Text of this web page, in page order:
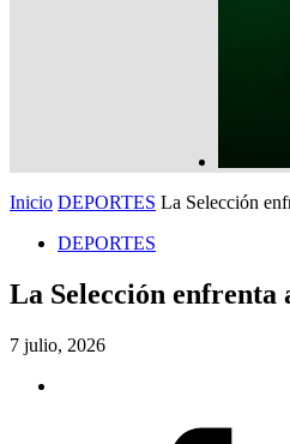
Inicio DEPORTES La Selección
DEPORTES
La Selección
7 julio, 2026